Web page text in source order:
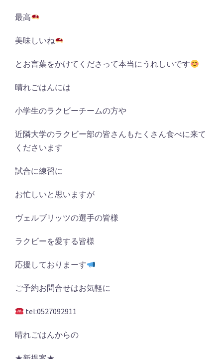
最高
美味しいね
とお言葉をかけてくださって本当にうれしいです
晴れごはんには
小学生のラクビーチームの方や
近隣大学のラクビー部の皆さんもたくさん食べに来て
くださいます
試合に練習に
お忙しいと思いますが
ヴェルブリッツの選手の皆様
ラクビーを愛する皆様
応援しておりまーす
ご予約お問合せはお気軽に
tel:0527092911
晴れごはんからの